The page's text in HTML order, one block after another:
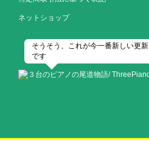
ネットショップ
そうそう、これが今一番新しい更新
です